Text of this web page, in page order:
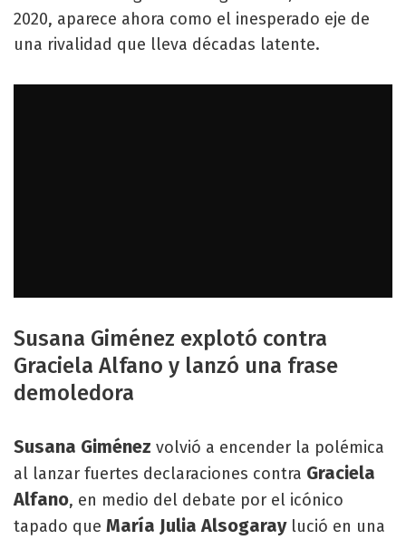
2020, aparece ahora como el inesperado eje de
una rivalidad que lleva décadas latente.
Susana Giménez explotó contra
Graciela Alfano y lanzó una frase
demoledora
Susana Giménez volvió a encender la polémica
al lanzar fuertes declaraciones contra Graciela
Alfano, en medio del debate por el icónico
tapado que María Julia Alsogaraylució en una